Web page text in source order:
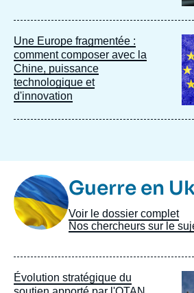
Une Europe fragmentée :
comment composer avec la
Chine, puissance
technologique et
d'innovation
Image
TaxonomieGuerre en
Voir le dossier complet
Nos chercheurs sur le
Évolution stratégique du